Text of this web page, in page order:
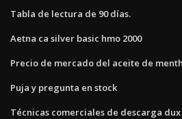
Tabla de lectura de 90 días.
Aetna ca silver basic hmo 2000
Precio de mercado del aceite de
Puja y pregunta en stock
Técnicas comerciales de descarga dux